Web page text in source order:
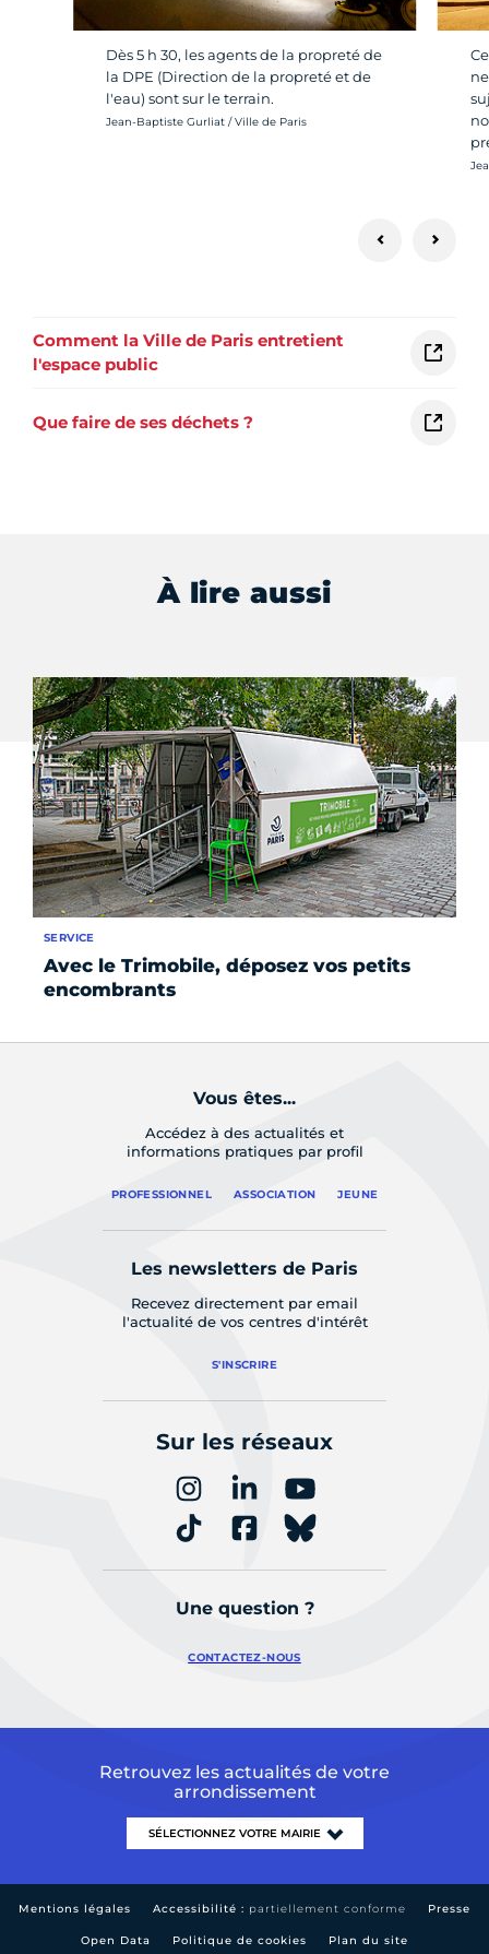
Dès 5 h 30, les agents de la propreté de
la DPE (Direction de la propreté et de
l'eau) sont sur le terrain.
Crédit photo :
Jean-Baptiste Gurliat / Ville de Paris
Comment la Ville de Paris entretient
l'espace public
Que faire de ses déchets ?
À lire aussi
Avec le Trimobile, déposez vos petits
encombrants
SERVICE
Vous êtes...
Accédez à des actualités et
informations pratiques par profil
PROFESSIONNEL ASSOCIATION JEUNE
Les newsletters de Paris
Recevez directement par email
l'actualité de vos centres d'intérêt
S'INSCRIRE
Sur les réseaux
Une question ?
CONTACTEZ-NOUS
Retrouvez les actualités de votre
arrondissement
Mentions légales Accessibilité : partiellement conforme Presse
Open Data Politique de cookies Plan du site